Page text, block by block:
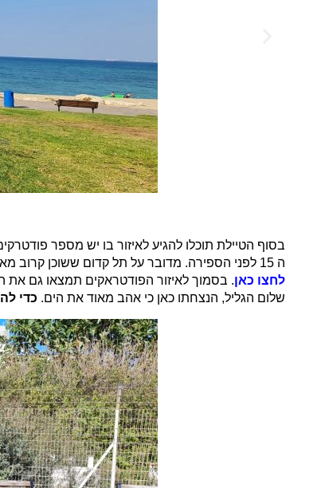
בסוף הטיילת תוכלו להגיע לאיזור בו יש מספר
ה 15 לפני הספירה. מדובר על תל קדום ששוכן קרוב מאוד לרצועת הים עליו יש פריחה יפה בעונה, תצפית נהדרת על רצועת החוף וכמובן עתיקות –
לחצו כאן. בסמוך לאיזור הפודטראקים תמצאו גם את
שלום הגליל, הנצחתו כאן כי אהב מאוד את הים. כדי